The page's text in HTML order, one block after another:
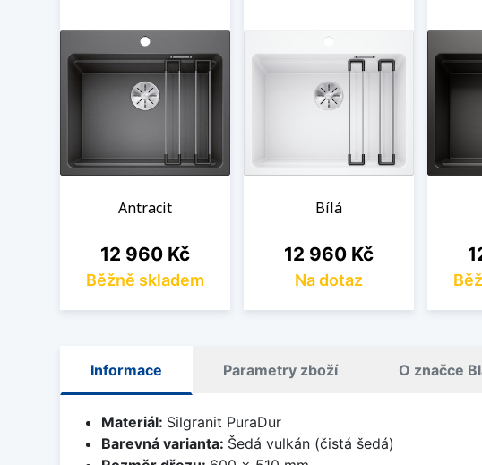
Antracit
Cena
12 960 Kč
Běžně skladem
Bílá
Cena
12 960 Kč
Na dotaz
Informace Parametry zboží O značce
Materiál: Silgranit PuraDur
Barevná varianta: Šedá vulkán (čistá šedá)